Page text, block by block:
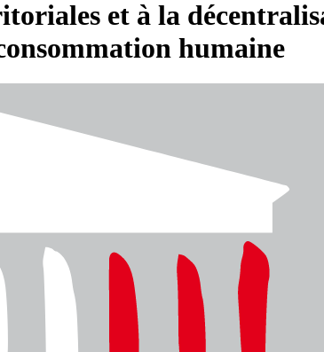
et à la
humaine